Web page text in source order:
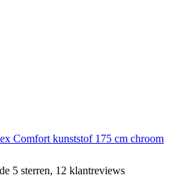
Comfort kunststof 175 cm chroom
5 sterren, 12 klantreviews